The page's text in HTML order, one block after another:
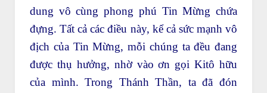
dung vô cùng phong phú Tin Mừng chứa
đựng. Tất cả các điều này, kể cả sức mạnh vô
địch của Tin Mừng, mỗi chúng ta đều đang
được thụ hưởng, nhờ vào ơn gọi Kitô hữu
của mình. Trong Thánh Thần, ta đã đón